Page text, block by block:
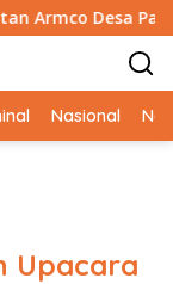
Pahlawan
Nasional
Upacara